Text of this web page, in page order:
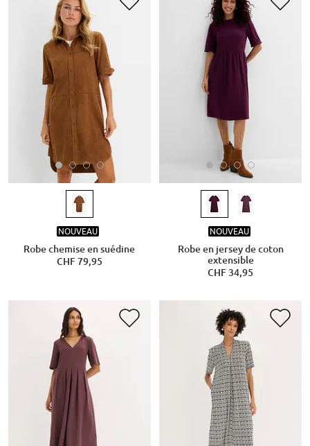
NOUVEAU
Robe chemise en suédine
CHF 79,95
NOUVEAU
Robe en jersey de coton
extensible
CHF 34,95